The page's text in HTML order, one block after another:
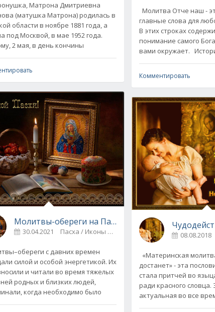
матери - история обретения
/ Иконы и молитвы 0
Матрона Дмитриевна
(матушка Матрона) родилась в
области в ноябре 1881 года, а
под Москвой, в мае 1952 года.
2 мая, в день кончины
Молитвы-обереги на Пасху от ссор и болезней
30.04.2021 Пасха / Иконы и молитвы 0
с давних времен
силой и особой энергетикой. Их
и читали во время тяжелых
родных и близких людей,
когда необходимо было
Молитва Отче наш -
главные слова для
В этих строках
понимание самого
вами окружает.
Комментировать
08.08.2018
«Материнская
достанет» - эта
стала притчей во
ради красного словца.
актуальная во все